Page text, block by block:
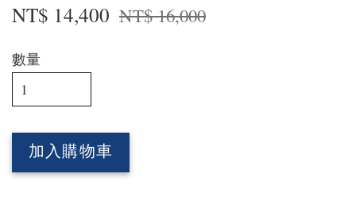
NT$ 14,400 NT$ 16,000
數量
加入購物車